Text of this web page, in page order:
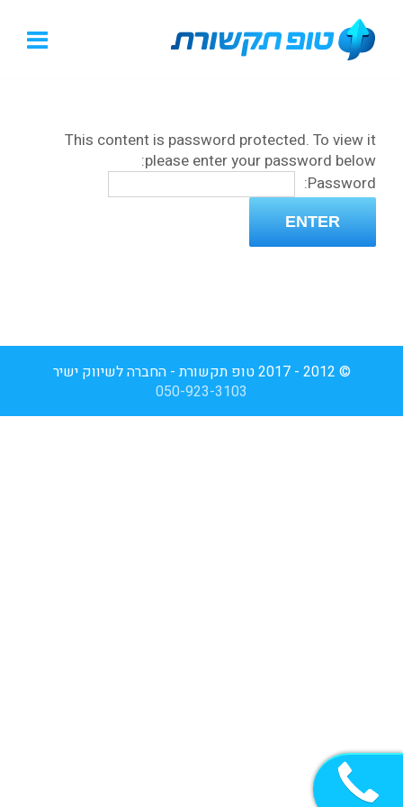
This content is password protected. To view it
please enter your password below:
Password:
© 2012 - 2017 טופ תקשורת - החברה לשיווק ישיר
050-923-3103